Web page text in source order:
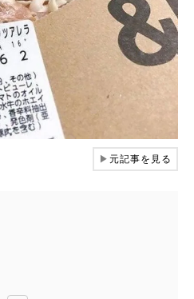
▶元記事を見る